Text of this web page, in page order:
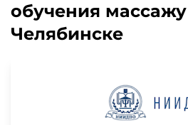
обучения
Челябинске